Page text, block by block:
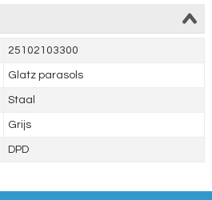
25102103300
Glatz parasols
Staal
Grijs
DPD